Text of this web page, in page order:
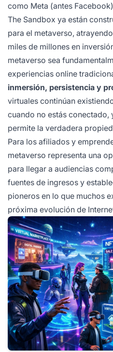
como Meta (antes
The Sandbox ya están
para el metaverso,
miles de millones en
metaverso sea
experiencias online
inmersión, persistencia y
virtuales continúan
cuando no estás
permite la verdadera
Para los afiliados y
metaverso representa una
para llegar a audiencias
fuentes de ingresos y
pioneros en lo que muchos
próxima evolución de